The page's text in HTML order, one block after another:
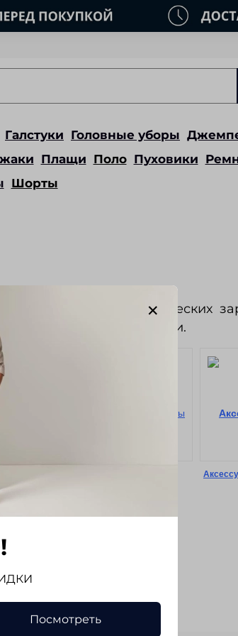
Галстуки Головные уборы
Плащи Поло Пуховики
Шорты
электростатических
притягивание пыли.
Посмотреть